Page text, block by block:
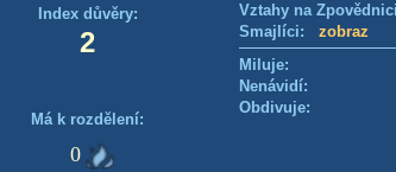
Index důvěry:
2
Má k rozdělení:
0
Vztahy na
Smajlíci: zobraz
Miluje:
Nenávidí:
Obdivuje: